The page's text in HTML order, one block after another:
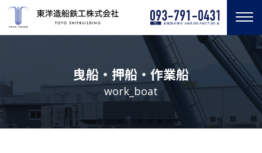
曳船・押船・作業船
work_boat